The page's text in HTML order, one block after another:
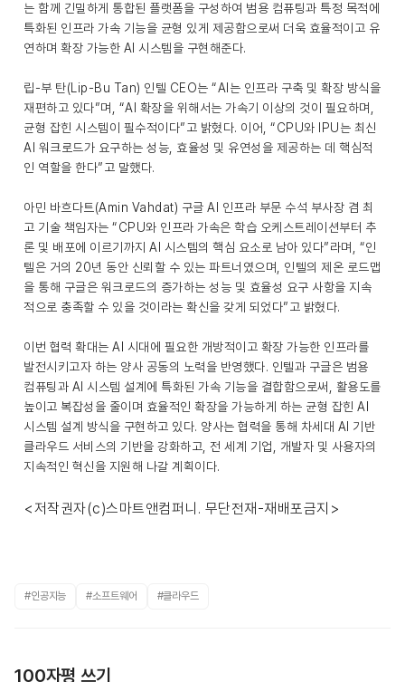
는 함께 긴밀하게 통합된 플랫폼을 구성하여 범용 컴퓨팅과 특정 목적에
특화된 인프라 가속 기능을 균형 있게 제공함으로써 더욱 효율적이고 유
연하며 확장 가능한 AI 시스템을 구현해준다.
립-부 탄(Lip-Bu Tan) 인텔 CEO는 “AI는 인프라 구축 및 확장 방식을
재편하고 있다”며, “AI 확장을 위해서는 가속기 이상의 것이 필요하며,
균형 잡힌 시스템이 필수적이다”고 밝혔다. 이어, “CPU와 IPU는 최신
AI 워크로드가 요구하는 성능, 효율성 및 유연성을 제공하는 데 핵심적
인 역할을 한다”고 말했다.
아민 바흐다트(Amin Vahdat) 구글 AI 인프라 부문 수석 부사장 겸 최
고 기술 책임자는 “CPU와 인프라 가속은 학습 오케스트레이션부터 추
론 및 배포에 이르기까지 AI 시스템의 핵심 요소로 남아 있다”라며, “인
텔은 거의 20년 동안 신뢰할 수 있는 파트너였으며, 인텔의 제온 로드맵
을 통해 구글은 워크로드의 증가하는 성능 및 효율성 요구 사항을 지속
적으로 충족할 수 있을 것이라는 확신을 갖게 되었다”고 밝혔다.
이번 협력 확대는 AI 시대에 필요한 개방적이고 확장 가능한 인프라를
발전시키고자 하는 양사 공동의 노력을 반영했다. 인텔과 구글은 범용
컴퓨팅과 AI 시스템 설계에 특화된 가속 기능을 결합함으로써, 활용도를
높이고 복잡성을 줄이며 효율적인 확장을 가능하게 하는 균형 잡힌 AI
시스템 설계 방식을 구현하고 있다. 양사는 협력을 통해 차세대 AI 기반
클라우드 서비스의 기반을 강화하고, 전 세계 기업, 개발자 및 사용자의
지속적인 혁신을 지원해 나갈 계획이다.
<저작권자(c)스마트앤컴퍼니. 무단전재-재배포금지>
#인공지능 #소프트웨어 #클라우드
100자평 쓰기